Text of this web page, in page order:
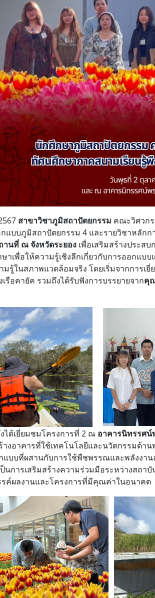
สาขาวิชาภูมิสถาปัตยกรรม คณะวิศวก
แบบภูมิสถาปัตยกรรม 4 และรายวิชาหลัก
นที่ ณ จังหวัดระยอง เพื่อเสริมสร้างประส
าเพื่อให้ความรู้เชิงลึกเกี่ยวกับการออกแ
มรู้ในสภาพแวดล้อมจริง โดยเริ่มจากการเ
อคายัค รวมถึงได้รับฟังการบรรยายจากคุ
ด้เยี่ยมชมโครงการที่ 2 ณ อาคารนิทรรศ
งอาคารที่ใช้เทคโนโลยีและนวัตกรรมด้า
แบบที่ผสานกับการใช้พืชพรรณและพลังงา
นการเสริมสร้างความร่วมมือระหว่างสถ
รค์ผลงานและโครงการที่มีคุณค่าในอนาคต